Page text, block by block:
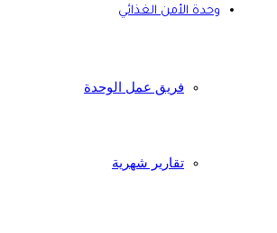
وحدة الأمن الغذائي
فريق عمل الوحدة
تقارير شهرية